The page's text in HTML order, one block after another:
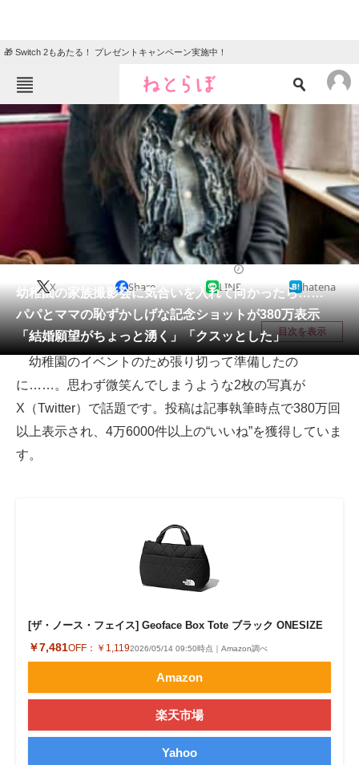
🎁 Switch 2もあたる！ プレゼントキャンペーン実施中！
ねとらぼメニュー
ニュース
クイズ
地域
教育・育児
動物 リサーチ
会員記事
メディア
注目記事を集めた総合ページ
ITの今と未来を見通す
スマホと通信の最新トレンド
経営リーダーのコミュニティ
ITエンジニア向け専門サイト
企業向けIT製品の総合サイト
幼稚園の家族撮影会に気合いを入れて向かったら……
パパとママの恥ずかしげな記念ショットが380万表示
「結婚願望がちょっと湧く」「クスッとした」
X Share LINE hatena
目次を表示
幼稚園のイベントのため張り切って準備したの
に……。思わず微笑んでしまうような2枚の写真が
X（Twitter）で話題です。投稿は記事執筆時点で380万回
以上表示され、4万6000件以上の“いいね”を獲得していま
す。
[ザ・ノース・フェイス] Geoface Box Tote ブラック ONESIZE
￥7,481OFF： ￥1,1192026/05/14 09:50時点｜Amazon調べ
Amazon
楽天市場
Yahoo